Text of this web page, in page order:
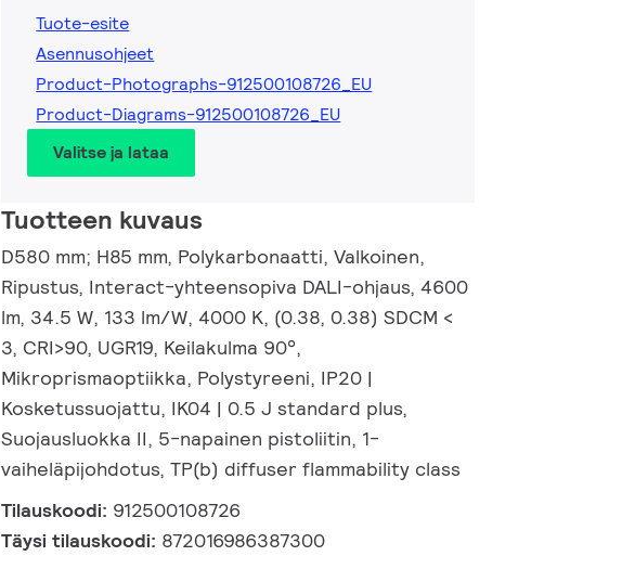
Tuote-esite
Asennusohjeet
Product-Photographs-912500108726_EU
Product-Diagrams-912500108726_EU
Valitse ja lataa
Tuotteen kuvaus
D580 mm; H85 mm, Polykarbonaatti, Valkoinen,
Ripustus, Interact-yhteensopiva DALI-ohjaus, 4600
lm, 34.5 W, 133 lm/W, 4000 K, (0.38, 0.38) SDCM <
3, CRI>90, UGR19, Keilakulma 90°,
Mikroprismaoptiikka, Polystyreeni, IP20 |
Kosketussuojattu, IK04 | 0.5 J standard plus,
Suojausluokka II, 5-napainen pistoliitin, 1-
vaiheläpijohdotus, TP(b) diffuser flammability class
Tilauskoodi: 912500108726
Täysi tilauskoodi: 872016986387300